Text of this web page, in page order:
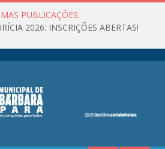
PUBLICAÇÕES:
2026: INSCRIÇÕES ABERTAS!